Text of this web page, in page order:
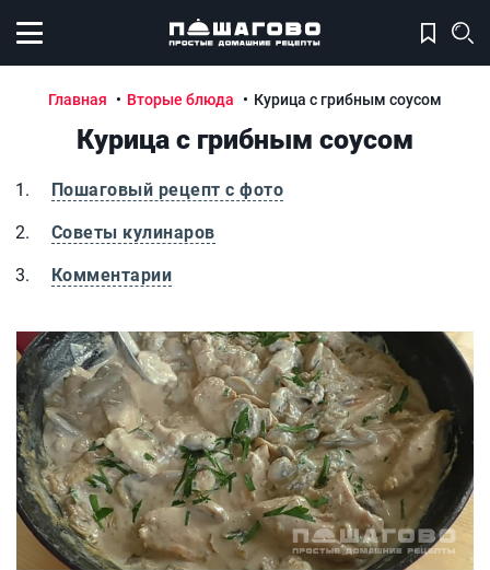
Открыть меню
Главная Вторые блюда Курица с грибным соусом
Курица с грибным соусом
Пошаговый рецепт с фото
Советы кулинаров
Комментарии
Курица с грибным соусом